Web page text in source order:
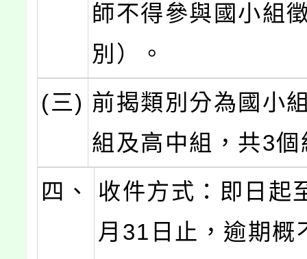
師不得參與國小組
別）。
(三) 前揭類別分為國小
組及高中組，共3
四、
收件方式：即日起
月31日止，逾期概